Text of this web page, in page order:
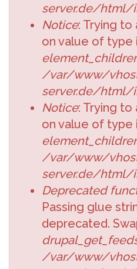
server.de/html/
Notice: Trying to
on value of type
/var/www/
server.de/html/
Notice: Trying to
on value of type
/var/www/
server.de/html/
Deprecated
Passing glue
deprecated.
/var/www/